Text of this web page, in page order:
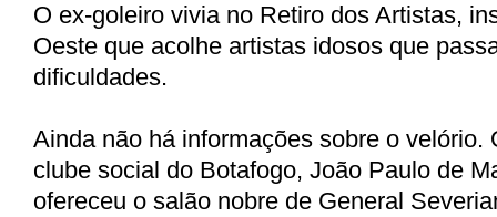
O ex-goleiro vivia no Retiro dos Artistas,
Oeste que acolhe artistas idosos que
dificuldades.
Ainda não há informações sobre o velório.
clube social do Botafogo, João Paulo de
ofereceu o salão nobre de General